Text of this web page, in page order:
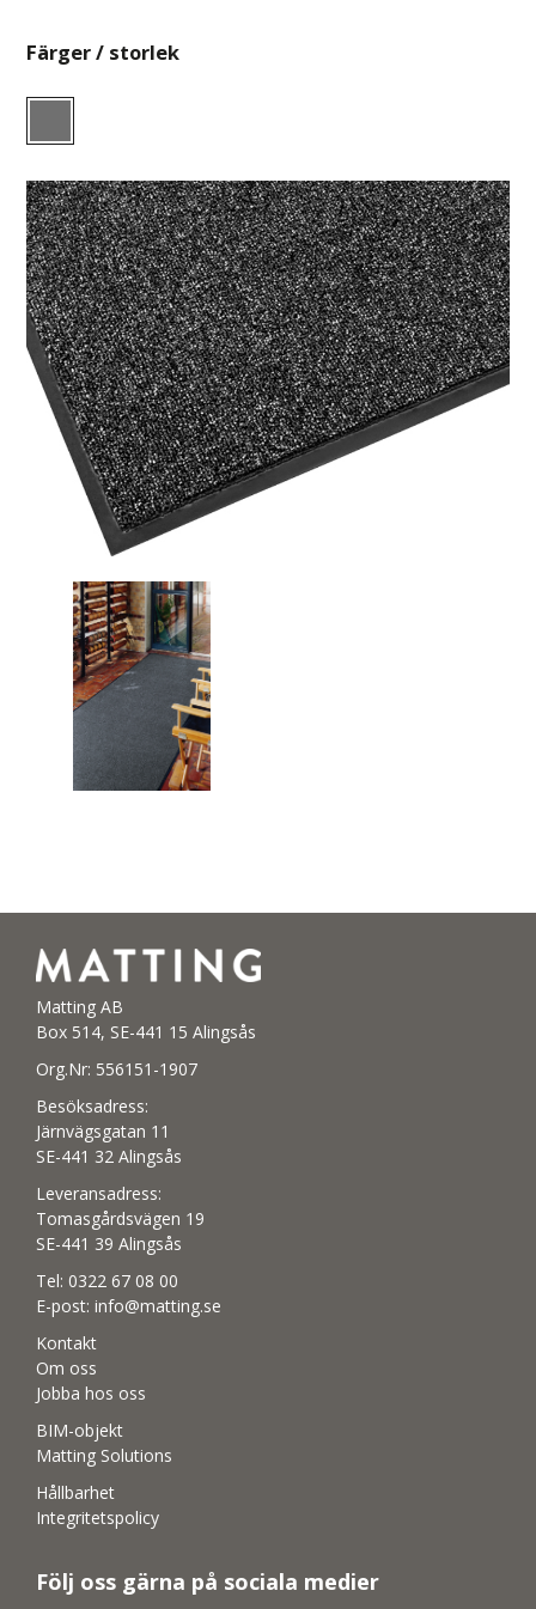
Färger / storlek
Matting AB
Box 514, SE-441 15 Alingsås
Org.Nr: 556151-1907
Besöksadress:
Järnvägsgatan 11
SE-441 32 Alingsås
Leveransadress:
Tomasgårdsvägen 19
SE-441 39 Alingsås
Tel: 0322 67 08 00
E-post: info@matting.se
Kontakt
Om oss
Jobba hos oss
BIM-objekt
Matting Solutions
Hållbarhet
Integritetspolicy
Följ oss gärna på sociala medier